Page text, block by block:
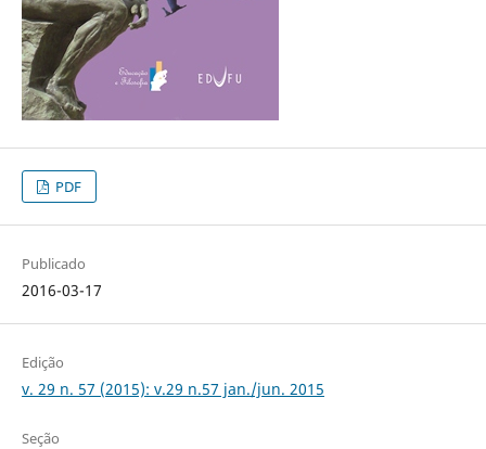
PDF
Publicado
2016-03-17
Edição
v. 29 n. 57 (2015): v.29 n.57 jan./jun. 2015
Seção